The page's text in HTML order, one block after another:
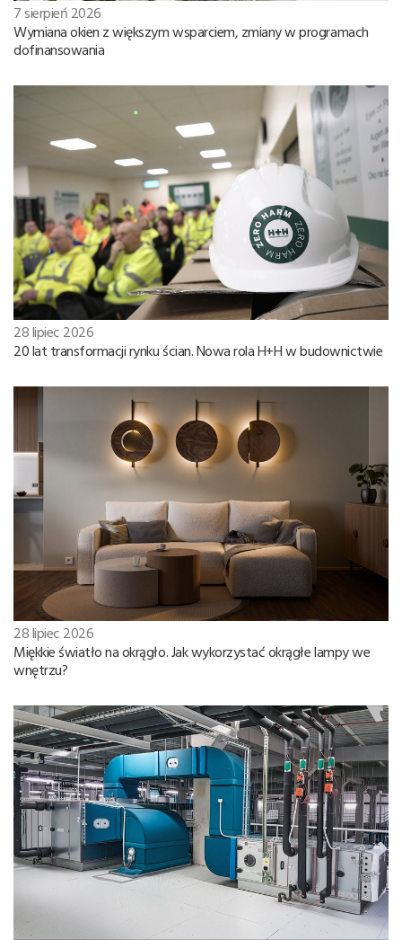
7 sierpień 2026
Wymiana okien z większym wsparciem, zmiany w programach
dofinansowania
28 lipiec 2026
20 lat transformacji rynku ścian. Nowa rola H+H w budownictwie
28 lipiec 2026
Miękkie światło na okrągło. Jak wykorzystać okrągłe lampy we
wnętrzu?